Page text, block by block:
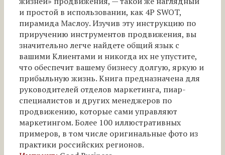
и простой в использовании, как 4P SWOT,
пирамида Маслоу. Изучив эту инструкцию по
приручению инструментов продвижения, вы
значительно легче найдете общий язык с
вашими Клиентами и никогда их не упустите,
что обеспечит вашему бизнесу долгую, яркую и
прибыльную жизнь. Книга предназначена для
руководителей отделов маркетинга, пиар-
специалистов и других менеджеров по
продвижению, которые сами управляют
маркетингом. Более 100 иллюстративных
примеров, в том числе оригинальные фото из
практики российских регионов.